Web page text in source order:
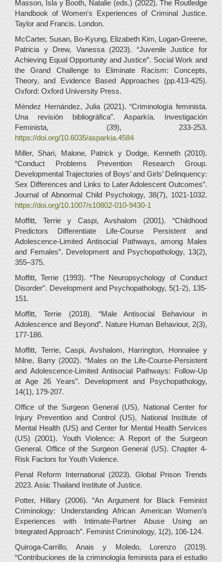
Masson, Isla y Booth, Natalie (eds.) (2022). The Routledge
Handbook of Women's Experiences of Criminal Justice.
Taylor and Francis. London.
McCarter, Susan, Bo-Kyung, Elizabeth Kim, Logan-Greene,
Patricia y Drew, Vanessa (2023). “Juvenile Justice for
Achieving Equal Opportunity and Justice”. Social Work and
the Grand Challenge to Eliminate Racism: Concepts,
Theory, and Evidence Based Approaches (pp.413-425).
Oxford: Oxford University Press.
Méndez Hernández, Julia (2021). “Criminología feminista.
Una revisión bibliográfica”. Asparkía. Investigación
Feminista, (39), 233-253.
https://doi.org/10.6035/asparkia.4584
Miller, Shari, Malone, Patrick y Dodge, Kenneth (2010).
“Conduct Problems Prevention Research Group.
Developmental Trajectories of Boys’ and Girls’ Delinquency:
Sex Differences and Links to Later Adolescent Outcomes”.
Journal of Abnormal Child Psychology, 38(7), 1021-1032.
https://doi.org/10.1007/s10802-010-9430-1
Moffitt, Terrie y Caspi, Avshalom (2001). “Childhood
Predictors Differentiate Life-Course Persistent and
Adolescence-Limited Antisocial Pathways, among Males
and Females”. Development and Psychopathology, 13(2),
355–375.
Moffitt, Terrie (1993). “The Neuropsychology of Conduct
Disorder”. Development and Psychopathology, 5(1-2), 135-
151.
Moffitt, Terrie (2018). “Male Antisocial Behaviour in
Adolescence and Beyond”. Nature Human Behaviour, 2(3),
177-186.
Moffitt, Terrie, Caspi, Avshalom, Harrington, Honnalee y
Milne, Barry (2002). “Males on the Life-Course-Persistent
and Adolescence-Limited Antisocial Pathways: Follow-Up
at Age 26 Years”. Development and Psychopathology,
14(1), 179-207.
Office of the Surgeon General (US), National Center for
Injury Prevention and Control (US), National Institute of
Mental Health (US) and Center for Mental Health Services
(US) (2001). Youth Violence: A Report of the Surgeon
General. Office of the Surgeon General (US). Chapter 4-
Risk Factors for Youth Violence.
Penal Reform International (2023). Global Prison Trends
2023. Asia: Thailand Institute of Justice.
Potter, Hillary (2006). “An Argument for Black Feminist
Criminology: Understanding African American Women’s
Experiences with Intimate-Partner Abuse Using an
Integrated Approach”. Feminist Criminology, 1(2), 106-124.
Quiroga-Carrillo, Anais y Moledo, Lorenzo (2019).
“Contribuciones de la criminología feminista para el estudio